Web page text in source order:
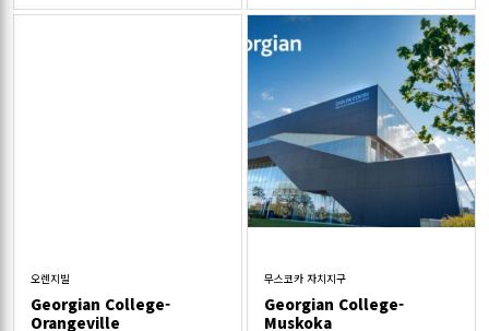
오렌지빌
Georgian College-
Orangeville
무스코카 자치지구
Georgian College-
Muskoka